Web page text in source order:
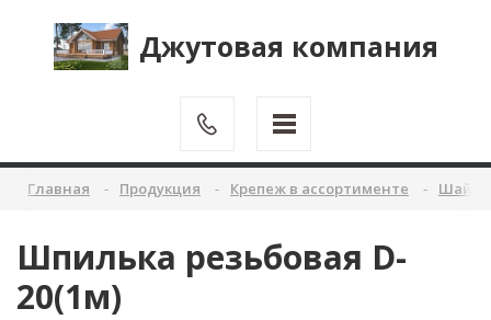
Джутовая компания
Главная Продукция Крепеж в ассортименте Шайбы
Шпилька резьбовая D-
20(1м)